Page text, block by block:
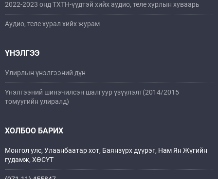
2022-2023 онд ТХТН-үүдтэй хийх аудио, теле хурлын хуваарь
Аудио, теле хурал хийх журам
ҮНЭЛГЭЭ
Улирлын үнэлгээний дүн
Үнэлгээний шинэчилсэн шалгуур үзүүлэлт(2014/2015
томуугийн улиралд)
ХОЛБОО БАРИХ
Монгол улс, Улаанбаатар хот, Баянзүрх дүүрэг, Нам Ян Жүгийн
гудамж, ХӨСҮТ